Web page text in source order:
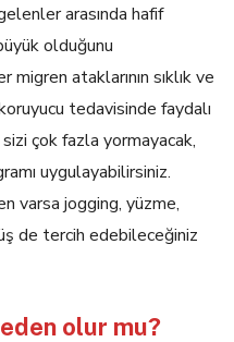
arasında hafif
olduğunu
ataklarının sıklık ve
tedavisinde faydalı
sizi çok fazla yormayacak,
uygulayabilirsiniz.
varsa jogging, yüzme,
de tercih edebileceğiniz
olur mu?